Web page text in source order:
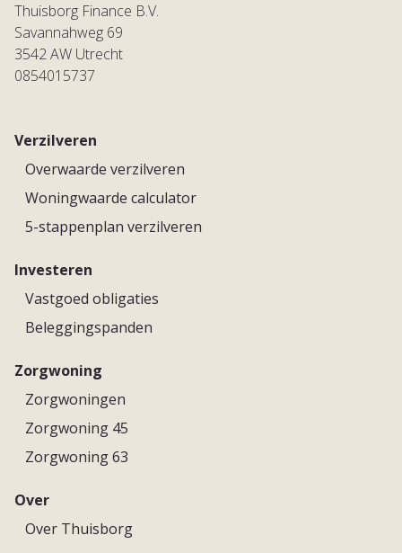
Thuisborg Finance B.V.
Savannahweg 69
3542 AW Utrecht
0854015737
Verzilveren
Overwaarde verzilveren
Woningwaarde calculator
5-stappenplan verzilveren
Investeren
Vastgoed obligaties
Beleggingspanden
Zorgwoning
Zorgwoningen
Zorgwoning 45
Zorgwoning 63
Over
Over Thuisborg